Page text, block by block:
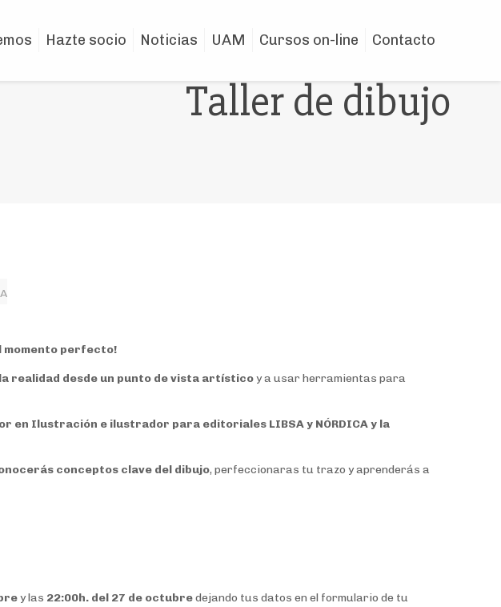
Hazte socio Noticias UAM Cursos on-line Contacto
Taller de dibujo
momento perfecto!
realidad desde un punto de vista artísticoy a usar herramientas para
en Ilustración e ilustrador para editoriales LIBSA y NÓRDICA y la
conceptos clave del dibujo, perfeccionaras tu trazo y aprenderás a
y las 22:00h. del 27 de octubredejando tus datos en el formulario de tu